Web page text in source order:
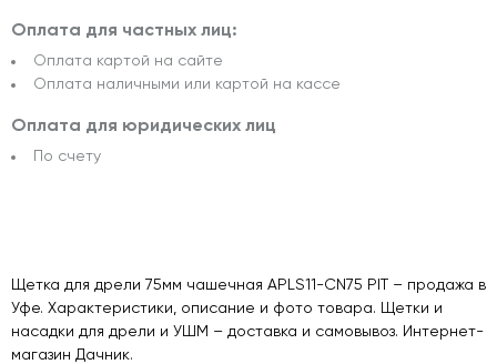
Оплата для частных лиц:
Оплата картой на сайте
Оплата наличными или картой на кассе
Оплата для юридических лиц
По счету
Щетка для дрели 75мм чашечная APLS11-CN75 PIT – продажа в
Уфе. Характеристики, описание и фото товара. Щетки и
насадки для дрели и УШМ – доставка и самовывоз. Интернет-
магазин Дачник.